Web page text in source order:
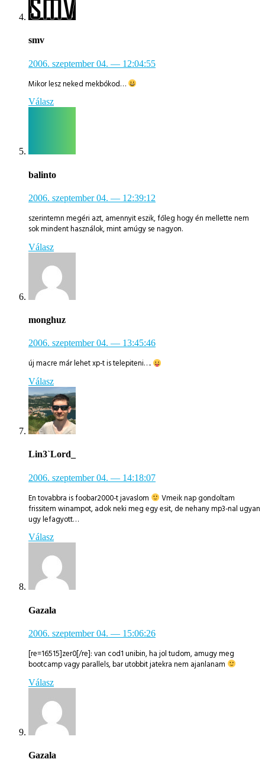
smv
2006. szeptember 04. — 12:04:55
Mikor lesz neked mekbókod…
Válasz
balinto
2006. szeptember 04. — 12:39:12
szerintemn megéri azt, amennyit eszik, főleg hogy én mellette nem
sok mindent használok, mint amúgy se nagyon.
Válasz
monghuz
2006. szeptember 04. — 13:45:46
új macre már lehet xp-t is telepiteni….
Válasz
Lin3`Lord_
2006. szeptember 04. — 14:18:07
En tovabbra is foobar2000-t javaslom
Vmeik nap gondoltam
frissitem winampot, adok neki meg egy esit, de nehany mp3-nal ugyan
ugy lefagyott…
Válasz
Gazala
2006. szeptember 04. — 15:06:26
[re=16515]zer0[/re]: van cod1 unibin, ha jol tudom, amugy meg
bootcamp vagy parallels, bar utobbit jatekra nem ajanlanam
Válasz
Gazala